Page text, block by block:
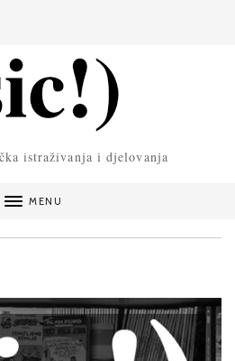
istraživanja i djelovanja
MENU